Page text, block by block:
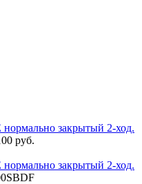
закрытый 2-ход.
руб.
закрытый 2-ход.